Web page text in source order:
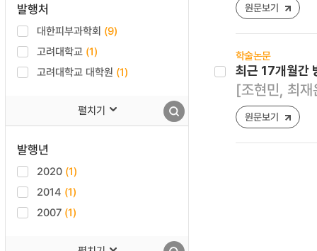
발행처
대한피부과학회 (9)
고려대학교 (1)
고려대학교 대학원 (1)
펼치기
발행년
2020 (1)
2014 (1)
2007 (1)
원문보기
학술논문
최근 17개월간
[조현민, 최
원문보기